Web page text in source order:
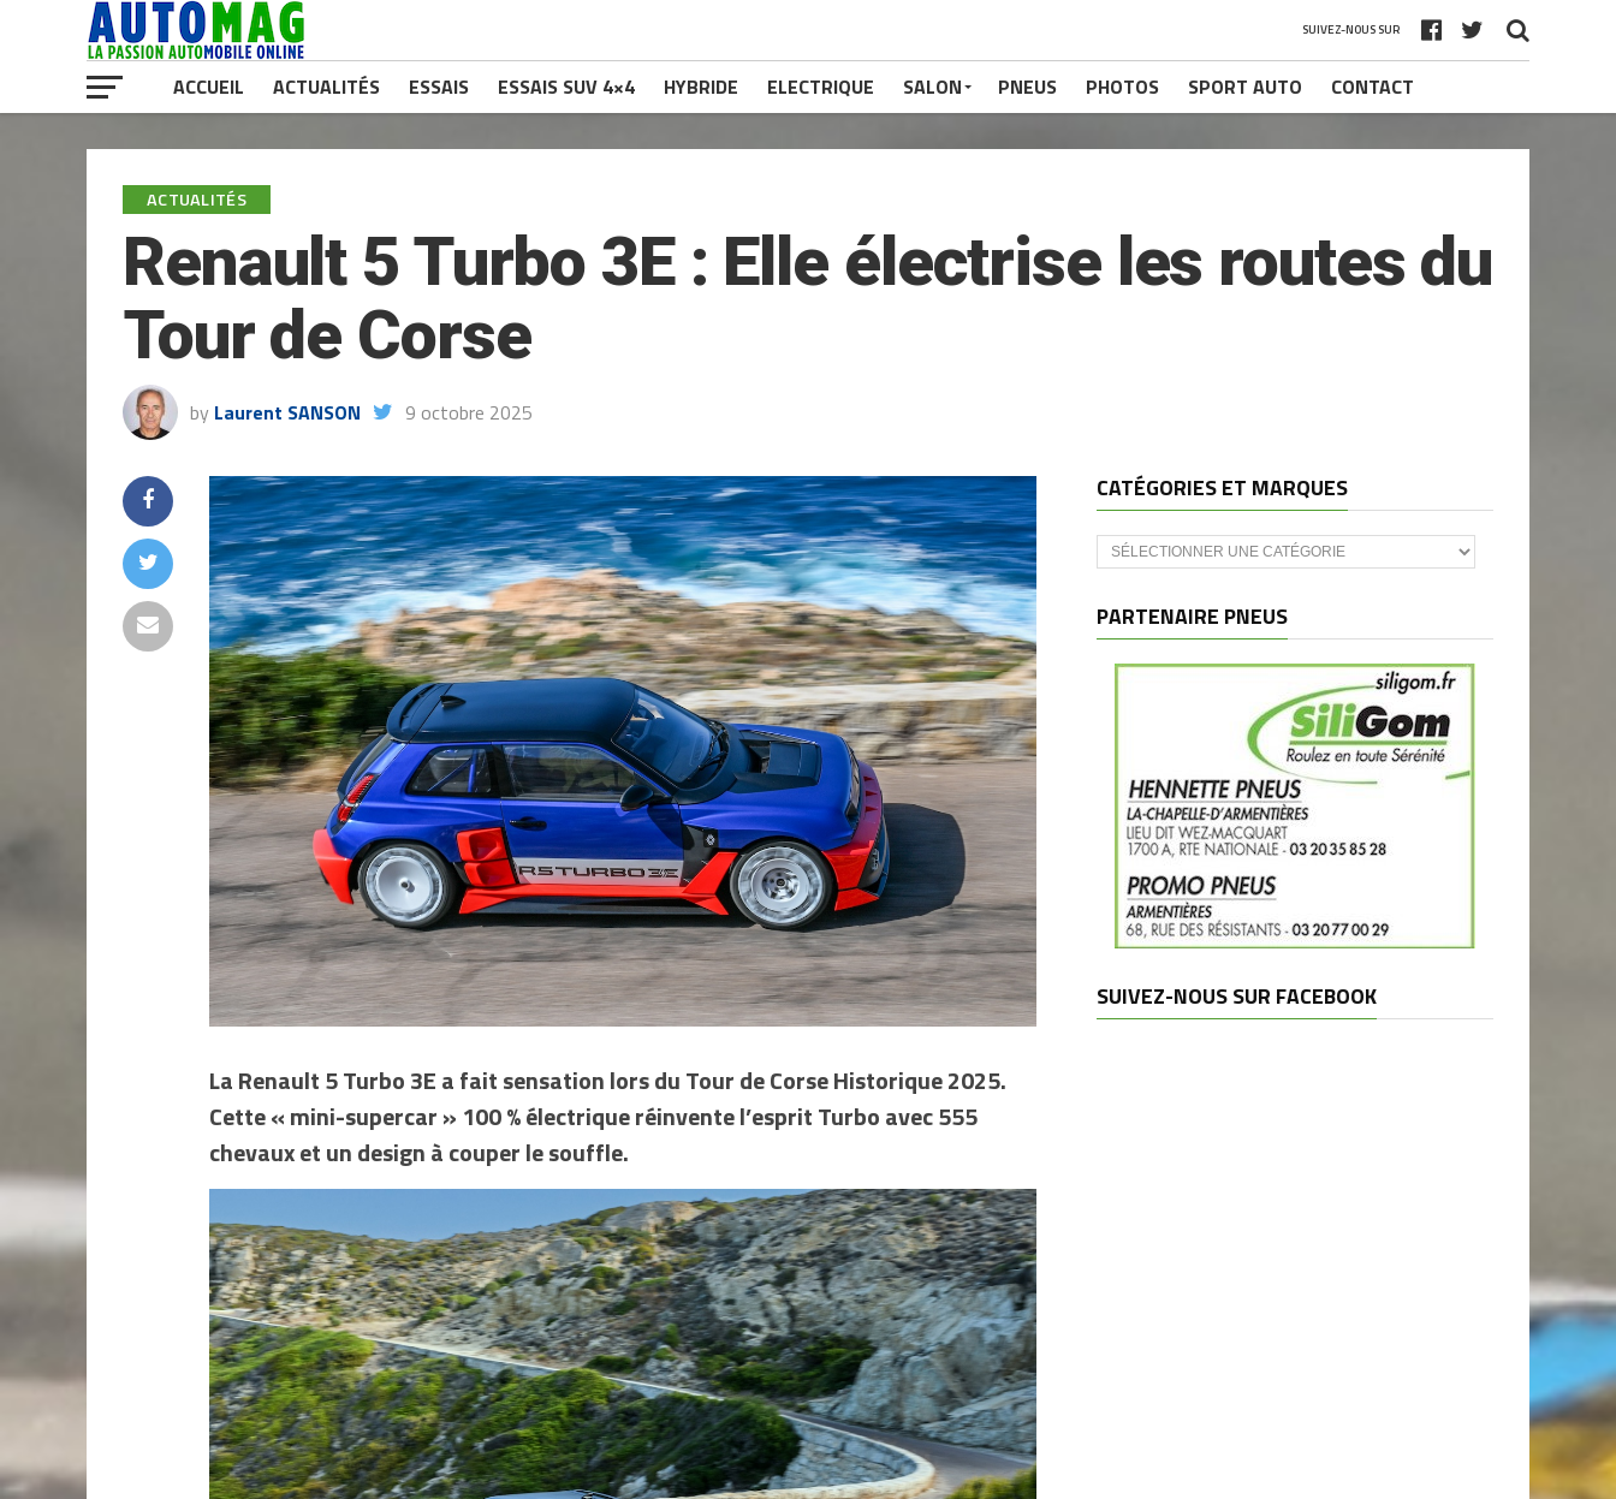
SUIVEZ-NOUS SUR
ACCUEIL ACTUALITÉS ESSAIS ESSAIS SUV 4×4 HYBRIDE ELECTRIQUE SALON PNEUS PHOTOS SPORT AUTO CONTACT
ACTUALITÉS
Renault 5 Turbo 3E : Elle électrise les routes du
Tour de Corse
by Laurent SANSON 9 octobre 2025
La Renault 5 Turbo 3E a fait sensation lors du Tour de Corse Historique 2025.
Cette « mini-supercar » 100 % électrique réinvente l’esprit Turbo avec 555
chevaux et un design à couper le souffle.
CATÉGORIES ET MARQUES
Catégories
et
PARTENAIRE PNEUS
SUIVEZ-NOUS SUR FACEBOOK